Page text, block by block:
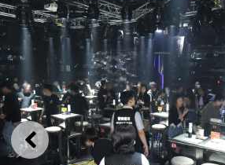
上一则